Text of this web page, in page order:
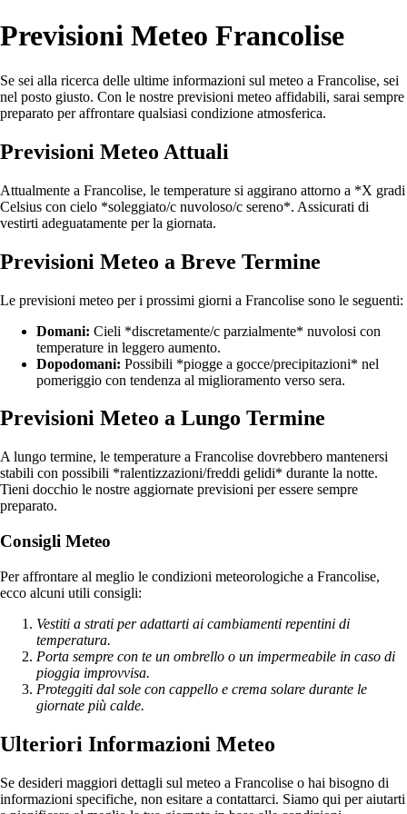
Previsioni Meteo Francolise
Se sei alla ricerca delle ultime informazioni sul meteo a Francolise, sei
nel posto giusto. Con le nostre previsioni meteo affidabili, sarai sempre
preparato per affrontare qualsiasi condizione atmosferica.
Previsioni Meteo Attuali
Attualmente a Francolise, le temperature si aggirano attorno a *X gradi
Celsius con cielo *soleggiato/c nuvoloso/c sereno*. Assicurati di
vestirti adeguatamente per la giornata.
Previsioni Meteo a Breve Termine
Le previsioni meteo per i prossimi giorni a Francolise sono le seguenti:
Domani: Cieli *discretamente/c parzialmente* nuvolosi con
temperature in leggero aumento.
Dopodomani: Possibili *piogge a gocce/precipitazioni* nel
pomeriggio con tendenza al miglioramento verso sera.
Previsioni Meteo a Lungo Termine
A lungo termine, le temperature a Francolise dovrebbero mantenersi
stabili con possibili *ralentizzazioni/freddi gelidi* durante la notte.
Tieni docchio le nostre aggiornate previsioni per essere sempre
preparato.
Consigli Meteo
Per affrontare al meglio le condizioni meteorologiche a Francolise,
ecco alcuni utili consigli:
Vestiti a strati per adattarti ai cambiamenti repentini di
temperatura.
Porta sempre con te un ombrello o un impermeabile in caso di
pioggia improvvisa.
Proteggiti dal sole con cappello e crema solare durante le
giornate più calde.
Ulteriori Informazioni Meteo
Se desideri maggiori dettagli sul meteo a Francolise o hai bisogno di
informazioni specifiche, non esitare a contattarci. Siamo qui per aiutarti